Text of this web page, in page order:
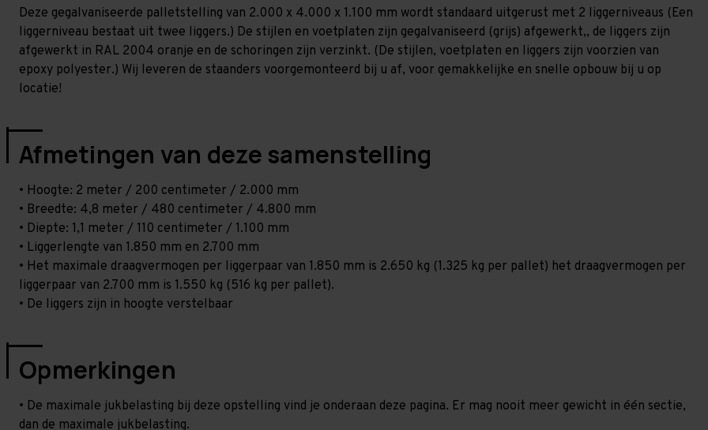
Deze gegalvaniseerde palletstelling van 2.000 x 4.000 x 1.100 mm wordt standaard uitgerust met 2 liggerniveaus (Een
liggerniveau bestaat uit twee liggers.) De stijlen en voetplaten zijn gegalvaniseerd (grijs) afgewerkt,, de liggers zijn
afgewerkt in RAL 2004 oranje en de schoringen zijn verzinkt. (De stijlen, voetplaten en liggers zijn voorzien van
epoxy polyester.) Wij leveren de staanders voorgemonteerd bij u af, voor gemakkelijke en snelle opbouw bij u op
locatie!
Afmetingen van deze samenstelling
• Hoogte: 2 meter / 200 centimeter / 2.000 mm
• Breedte: 4,8 meter / 480 centimeter / 4.800 mm
• Diepte: 1,1 meter / 110 centimeter / 1.100 mm
• Liggerlengte van 1.850 mm en 2.700 mm
• Het maximale draagvermogen per liggerpaar van 1.850 mm is 2.650 kg (1.325 kg per pallet) het draagvermogen per
liggerpaar van 2.700 mm is 1.550 kg (516 kg per pallet).
• De liggers zijn in hoogte verstelbaar
Opmerkingen
• De maximale jukbelasting bij deze opstelling vind je onderaan deze pagina. Er mag nooit meer gewicht in één sectie,
dan de maximale jukbelasting.